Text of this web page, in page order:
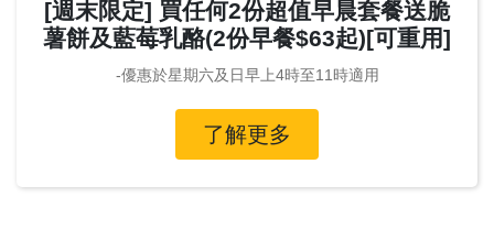
[週末限定] 買任何2份超值早晨套餐送脆
薯餅及藍莓乳酪(2份早餐$63起)[可重用]
-優惠於星期六及日早上4時至11時適用
了解更多